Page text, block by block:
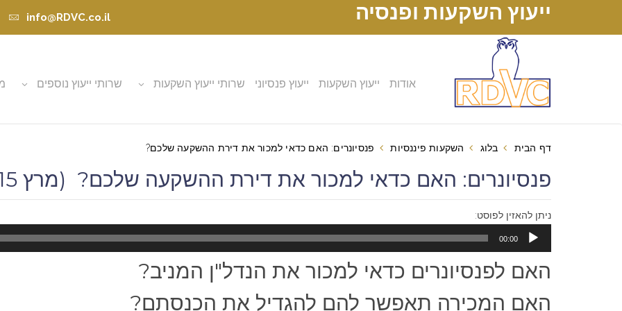
ייעוץ השקעות ופנסיה info@RDVC.co.il
אודות ייעוץ השקעות ייעוץ פנסיוני שרותי ייעוץ השקעות שרותי ייעוץ נוספים
דף הבית בלוג השקעות פיננסיות פנסיונרים: האם כדאי למכור את דירת ההשקעה שלכם?
פנסיונרים: האם כדאי למכור את דירת ההשקעה שלכם? (מרץ 15, 2026)
ניתן להאזין לפוסט:
00:00
האם לפנסיונרים כדאי למכור את הנדל"ן המניב?
האם המכירה תאפשר להם להגדיל את הכנסתם?